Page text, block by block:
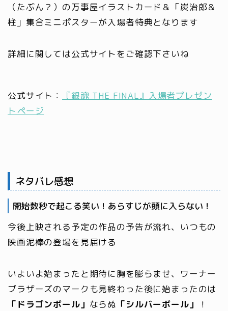
（たぶん？）の万事屋イラストカード＆「炭治郎＆
柱」集合ミニポスターが入場者特典となります
詳細に関しては公式サイトをご確認下さいね
公式サイト：
『銀魂 THE FINAL』入場者プレゼン
トページ
ネタバレ感想
開始数秒で起こる笑い！あらすじが頭に入らない！
今後上映される予定の作品の予告が流れ、いつもの
映画泥棒の登場を見届ける
いよいよ始まったと期待に胸を膨らませ、ワーナー
ブラザーズのマークも見終わった後に始まったのは
「ドラゴンボール」 ならぬ 「シルバーボール」 ！